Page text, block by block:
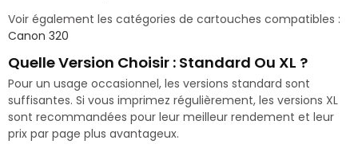
Voir également les catégories de cartouches compatibles :
Canon 320
Quelle Version Choisir : Standard Ou XL ?
Pour un usage occasionnel, les versions standard sont
suffisantes. Si vous imprimez régulièrement, les versions XL
sont recommandées pour leur meilleur rendement et leur
prix par page plus avantageux.